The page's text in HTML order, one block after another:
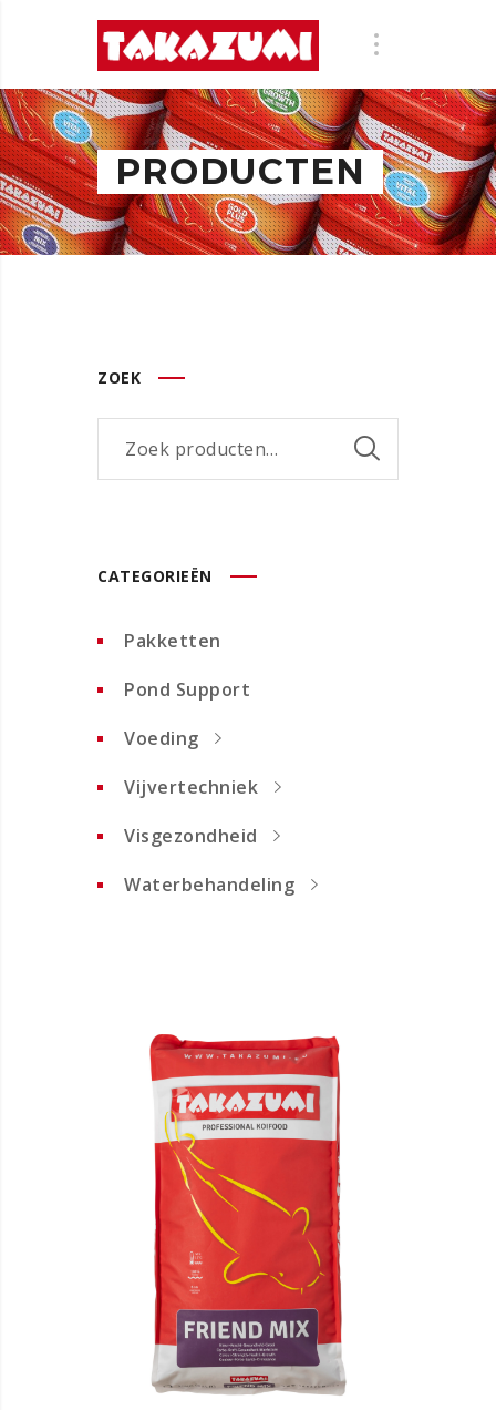
PRODUCTEN
ZOEK
CATEGORIEËN
Pakketten
Pond Support
Voeding
Vijvertechniek
Visgezondheid
Waterbehandeling